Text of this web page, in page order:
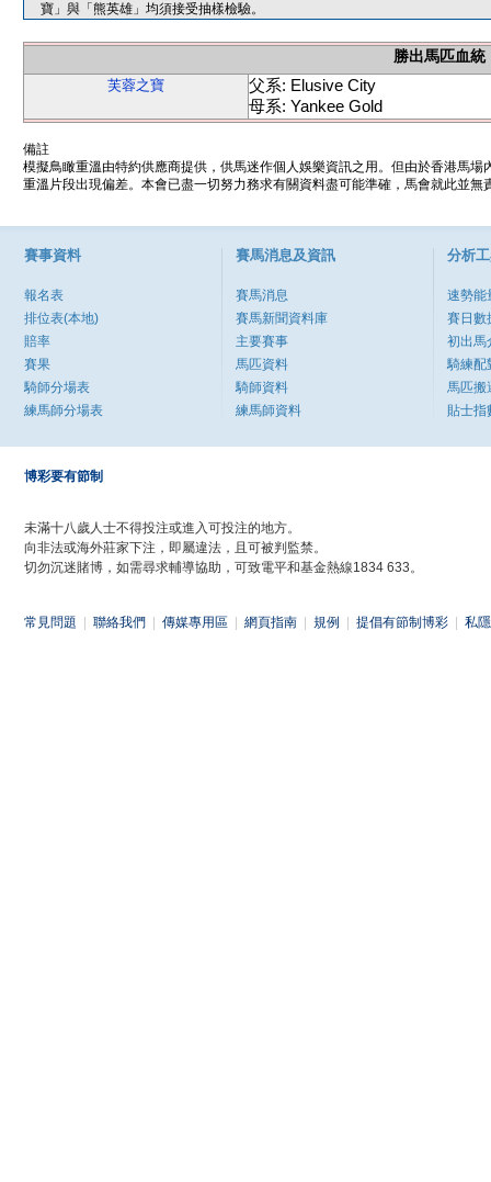
寶」與「熊英雄」均須接受抽樣檢驗。
勝出馬匹血統
芙蓉之寶
父系: Elusive City
母系: Yankee Gold
備註
模擬鳥瞰重溫由特約供應商提供，供馬迷作個人娛樂資訊之用。但由於香港馬
重溫片段出現偏差。本會已盡一切努力務求有關資料盡可能準確，馬會就此並
賽事資料
報名表
排位表(本地)
賠率
賽果
騎師分場表
練馬師分場表
賽馬消息及資訊
賽馬消息
賽馬新聞資料庫
主要賽事
馬匹資料
騎師資料
練馬師資料
分析
速勢能
賽日數
初出馬
騎練配
馬匹搬
貼士指
博彩要有節制
未滿十八歲人士不得投注或進入可投注的地方。
向非法或海外莊家下注，即屬違法，且可被判監禁。
切勿沉迷賭博，如需尋求輔導協助，可致電平和基金熱線1834 633。
常見問題 聯絡我們 傳媒專用區 網頁指南 規例 提倡有節制博彩 私